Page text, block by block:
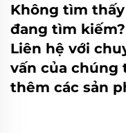
Không tìm
đang tìm kiếm?
Liên hệ với
vấn của chúng
thêm các sản